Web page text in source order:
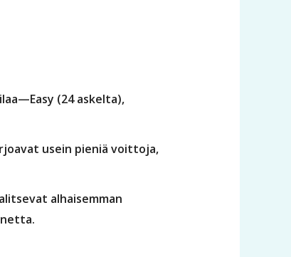
(24 askelta),
usein pieniä voittoja,
alhaisemman